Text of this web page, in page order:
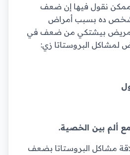
نقول فيها إن ضعف
ده بسبب أمراض
المريض بيشتكي من ضعف في
لمشاكل البروستاتا زي:
ألم بين الخصية.
مشاكل البروستاتا بضعف